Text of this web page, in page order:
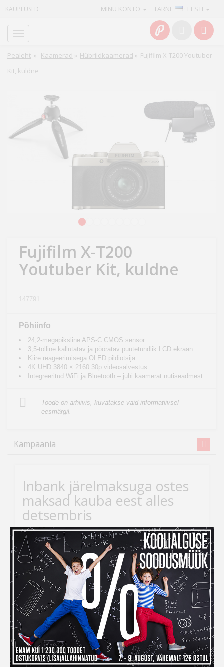
KAUPLUSED TARNE · EESTI
MINU KONTO
Pealeht » Kaamerad » Hübriidkaamerad » Fujifilm X-T200 Youtuber
Kit, kuldne
Fujifilm X-T200
Youtuber Kit, kuldne
147791
Põhiinfo
24,2-megapiksline APS-C CMOS sensor
3,5-tolline kallutatav ja pööratav puutetundlik LCD ekraan
Kiire reageerimisega OLED pildiotsija
4K UHD 3840 × 2160 30p videosalvestus
Integreeritud WiFi ja Bluetooth – juhi kaamerat nutiseadmest
Toode on arhiivis, kuvatakse vaid informatiivsel
eesmärgil.
Kampaania
Inbank järelmaksuga ostes
maksad kauba eest alles
detsembris
Kui ihaldatud kaupade tellimiseks peaks raha nappima,
siis Inbank järelmaksu abiga saad soovitud kauba
kohe kätte, aga maksma hakkad alles
detsembris!
Järelmaksu taotlemise protsess on lihtne –
veebikaubamaja ostukorvis tuleb makseviisiks valida
“Maksa järelmaksuga” ning seejärel täita kõik vajalikud
väljad.
Info
Teenused
Kaamerad
Fotokaubad
aed
Sport
hobi